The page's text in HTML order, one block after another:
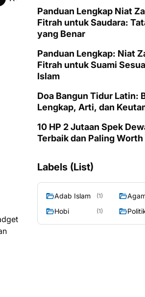
Panduan Lengkap Niat
Fitrah untuk Saudara:
yang Benar
Panduan Lengkap: Niat
Fitrah untuk Suami
Islam
Doa Bangun Tidur Latin:
Lengkap, Arti, dan
10 HP 2 Jutaan Spek
Terbaik dan Paling Worth
Labels (List)
Adab Islam (1)
Hobi (1)